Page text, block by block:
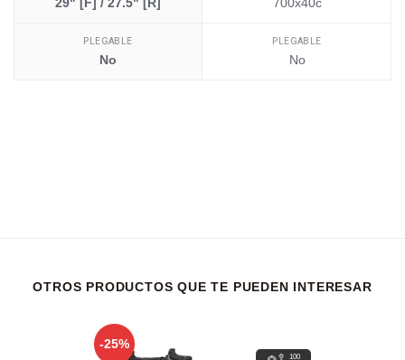
PLEGABLE
No
PLEGABLE
No
OTROS PRODUCTOS QUE TE PUEDEN INTERESAR
-25%
100